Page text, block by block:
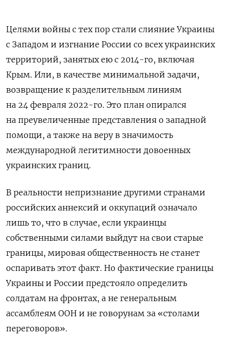
Целями войны с тех пор стали слияние Украины
с Западом и изгнание России со всех украинских
территорий, занятых ею с 2014-го, включая
Крым. Или, в качестве минимальной задачи,
возвращение к разделительным линиям
на 24 февраля 2022-го. Это план опирался
на преувеличенные представления о западной
помощи, а также на веру в значимость
международной легитимности довоенных
украинских границ.
В реальности непризнание другими странами
российских аннексий и оккупаций означало
лишь то, что в случае, если украинцы
собственными силами выйдут на свои старые
границы, мировая общественность не станет
оспаривать этот факт. Но фактические границы
Украины и России предстояло определить
солдатам на фронтах, а не генеральным
ассамблеям ООН и не говорунам за «столами
переговоров».